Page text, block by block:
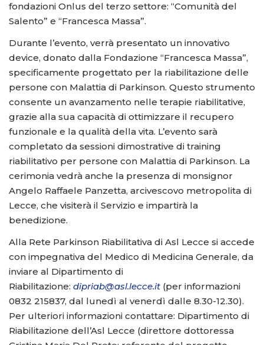
fondazioni Onlus del terzo settore: “Comunità del
Salento” e “Francesca Massa”.
Durante l’evento, verrà presentato un innovativo
device, donato dalla Fondazione “Francesca Massa”,
specificamente progettato per la riabilitazione delle
persone con Malattia di Parkinson. Questo strumento
consente un avanzamento nelle terapie riabilitative,
grazie alla sua capacità di ottimizzare il recupero
funzionale e la qualità della vita. L’evento sarà
completato da sessioni dimostrative di training
riabilitativo per persone con Malattia di Parkinson. La
cerimonia vedrà anche la presenza di monsignor
Angelo Raffaele Panzetta, arcivescovo metropolita di
Lecce, che visiterà il Servizio e impartirà la
benedizione.
Alla Rete Parkinson Riabilitativa di Asl Lecce si accede
con impegnativa del Medico di Medicina Generale, da
inviare al Dipartimento di
Riabilitazione: dipriab@asl.lecce.it (per informazioni
0832 215837, dal lunedì al venerdì dalle 8.30-12.30).
Per ulteriori informazioni contattare: Dipartimento di
Riabilitazione dell’Asl Lecce (direttore dottoressa